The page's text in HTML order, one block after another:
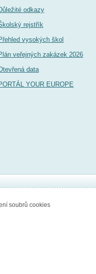
odkazy
rejstřík
vysokých škol
veřejných zakázek 2026
data
YOUR EUROPE
soubrů cookies